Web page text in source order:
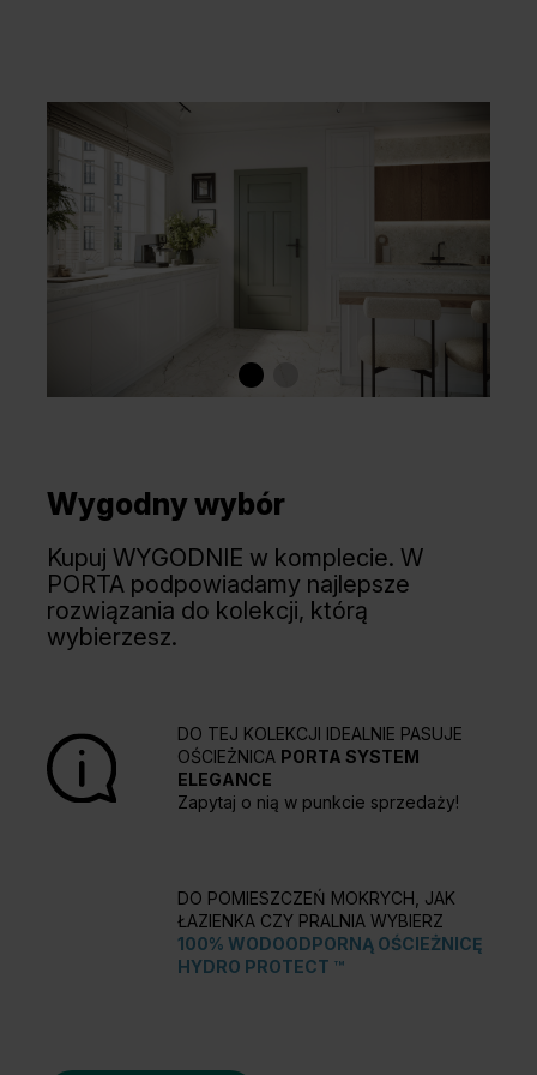
Wygodny wybór
Kupuj WYGODNIE w komplecie. W
PORTA podpowiadamy najlepsze
rozwiązania do kolekcji, którą
wybierzesz.
DO TEJ KOLEKCJI IDEALNIE PASUJE
OŚCIEŻNICA PORTA SYSTEM
ELEGANCE
Zapytaj o nią w punkcie sprzedaży!
DO POMIESZCZEŃ MOKRYCH, JAK
ŁAZIENKA CZY PRALNIA WYBIERZ
100% WODOODPORNĄ OŚCIEŻNICĘ
HYDRO PROTECT ™